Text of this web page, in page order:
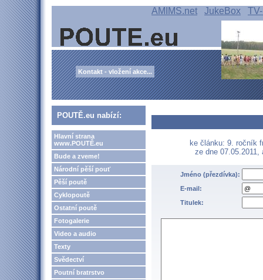
AMIMS.net JukeBox
Kontakt - vložení akce...
POUTĚ.eu nabízí:
Hlavní strana
www.POUTĚ.eu
Bude a zveme!
Národní pěší pouť
Pěší poutě
Cyklopoutě
Ostatní poutě
Fotogalerie
Video a audio
Texty
Svědectví
Poutní bratrstvo
ke článku: 9. ročník
ze dne
Jméno (přezdívka):
E-mail:
Titulek: